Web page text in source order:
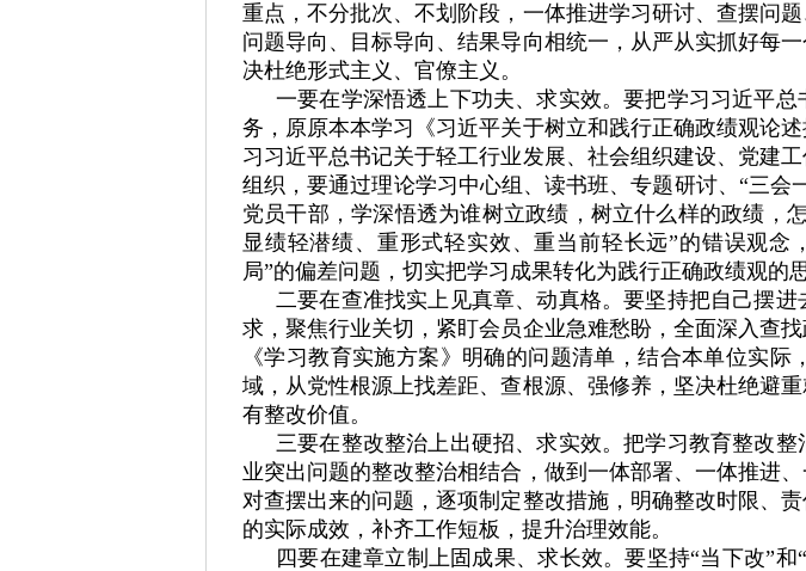
重点，不分批次、不划阶段，一体推进学习研讨、查摆问
问题导向、目标导向、结果导向相统一，从严从实抓好每
决杜绝形式主义、官僚主义。
一要在学深悟透上下功夫、求实效。要把学习习近平
务，原原本本学习《习近平关于树立和践行正确政绩观论
习习近平总书记关于轻工行业发展、社会组织建设、党建
组织，要通过理论学习中心组、读书班、专题研讨、“三
党员干部，学深悟透为谁树立政绩，树立什么样的政绩，
显绩轻潜绩、重形式轻实效、重当前轻长远”的错误观
局”的偏差问题，切实把学习成果转化为践行正确政绩观的
二要在查准找实上见真章、动真格。要坚持把自己摆
求，聚焦行业关切，紧盯会员企业急难愁盼，全面深入查
《学习教育实施方案》明确的问题清单，结合本单位实
域，从党性根源上找差距、查根源、强修养，坚决杜绝避
有整改价值。
三要在整改整治上出硬招、求实效。把学习教育整改
业突出问题的整改整治相结合，做到一体部署、一体推进
对查摆出来的问题，逐项制定整改措施，明确整改时限、
的实际成效，补齐工作短板，提升治理效能。
四要在建章立制上固成果、求长效。要坚持“当下改”